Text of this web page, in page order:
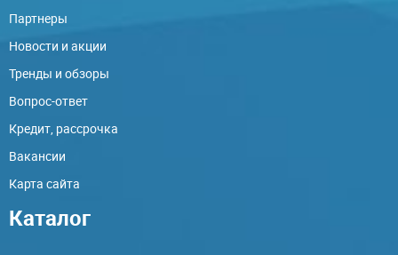
Партнеры
Новости и акции
Тренды и обзоры
Вопрос-ответ
Кредит, рассрочка
Вакансии
Карта сайта
Каталог